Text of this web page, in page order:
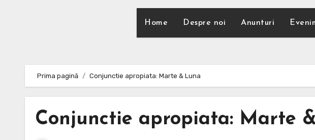
Home Despre noi Anunturi
Prima pagină Conjunctie apropiata: Marte & Luna
Conjunctie apropiata: Marte